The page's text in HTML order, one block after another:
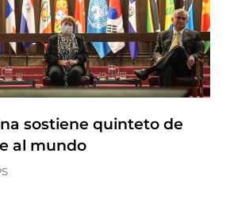
sostiene quinteto de
al mundo